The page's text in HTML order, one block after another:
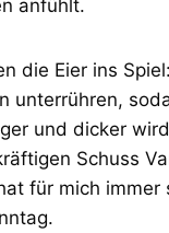
anfühlt.
die Eier ins
unterrühren,
und dicker
Schuss
für mich immer